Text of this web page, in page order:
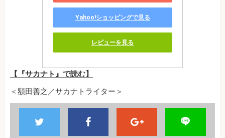
Yahoo!ショッピングで見る
レビューを見る
【『サカナト』で読む】
＜額田善之／サカナトライター＞